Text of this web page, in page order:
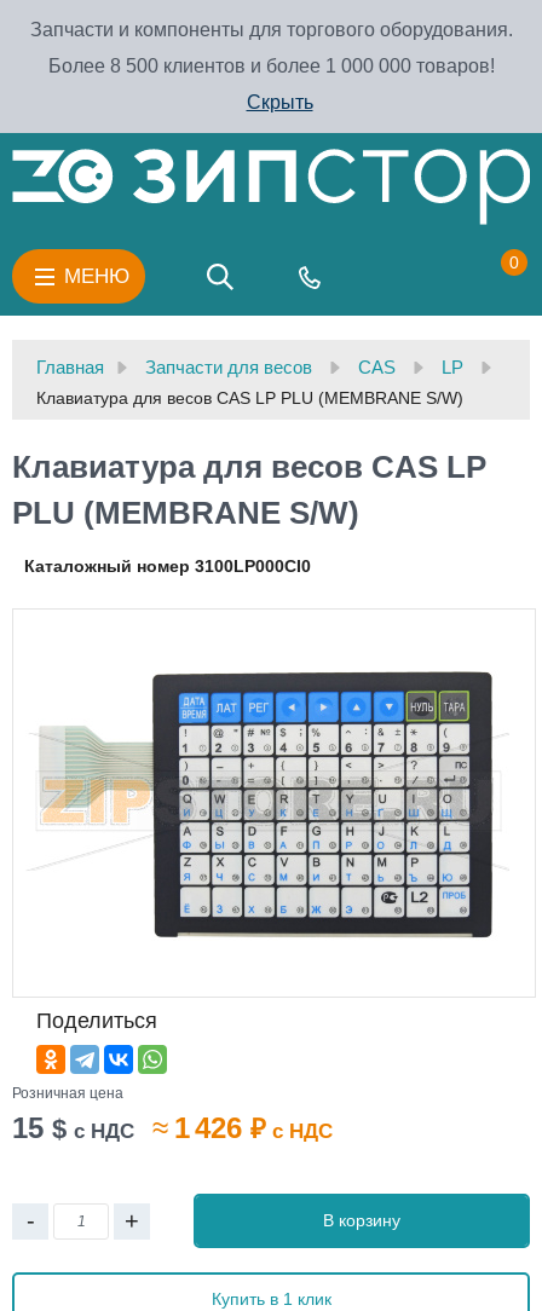
Запчасти и компоненты для торгового оборудования.
Более 8 500 клиентов и более 1 000 000 товаров!
Скрыть
МЕНЮ
0
Главная Запчасти для весов CAS LP
Клавиатура для весов CAS LP PLU (MEMBRANE S/W)
Клавиатура для весов CAS LP
PLU (MEMBRANE S/W)
Каталожный номер 3100LP000CI0
Поделиться
Розничная цена
15 $ с НДС ≈ 1 426 ₽ с НДС
- + В корзину
Купить в 1 клик